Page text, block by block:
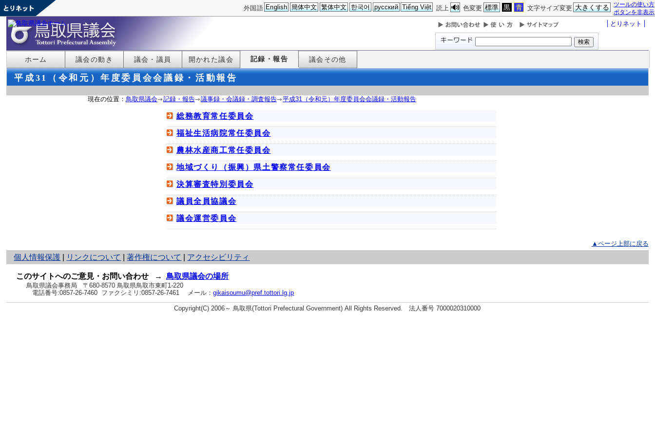
ツールの使い方
ボタンを非表示
文字サイズ変更 大きくする
色変更 標準 黒 青
読上
外国語 English 簡体中文 繁体中文 한국어 русский Tiếng Việt
とりネット
ホーム 議会の動き 議会・議員 開かれた議会 記録・報告 議会その他
平成31（令和元）年度委員会会議録・活動報告
現在の位置： 鳥取県議会 記録・報告 議事録・会議録・調査報告 平成31（令和元）年度委員会会議録・活動報告
総務教育常任委員会
福祉生活病院常任委員会
農林水産商工常任委員会
地域づくり（振興）県土警察常任委員会
決算審査特別委員会
議員全員協議会
議会運営委員会
▲ページ上部に戻る
個人情報保護
と
り
ネ
ッ
ト
へ
リンクについて |著作権について アクセシビリティ
このサイトへのご意見・お問い合わせ →鳥取県議会の場所
鳥取県議会事務局
〒680-8570 鳥取県鳥取市東町1-220
電話番号:0857-26-7460 ファクシミリ:0857-26-7461 メール：gikaisoumu@pref.tottori.lg.jp
Copyright(C) 2006～ 鳥取県(Tottori Prefectural Government) All Rights Reserved. 法人番号 7000020310000